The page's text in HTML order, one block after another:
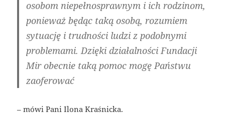
osobom niepełnosprawnym i ich rodzinom,
ponieważ będąc taką osobą, rozumiem
sytuację i trudności ludzi z podobnymi
problemami. Dzięki działalności Fundacji
Mir obecnie taką pomoc mogę Państwu
zaoferować
– mówi Pani Ilona Kraśnicka.